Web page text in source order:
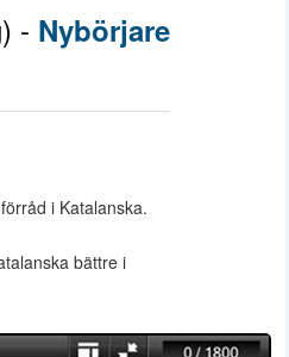
- Nybörjare
i Katalanska.
bättre i